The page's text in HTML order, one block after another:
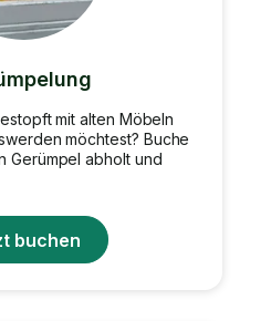
mit alten Möbeln
möchtest? Buche
Gerümpel abholt und
buchen